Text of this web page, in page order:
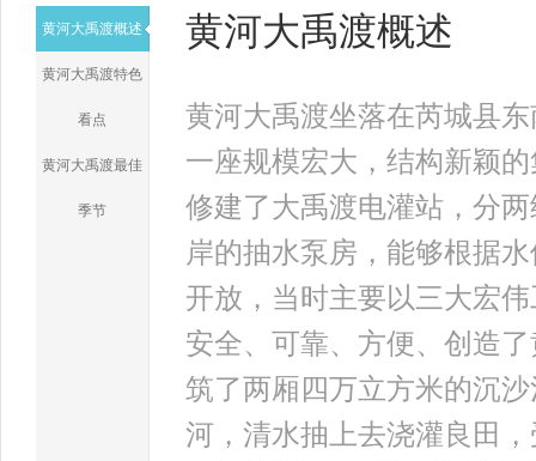
黄河大禹渡概述
黄河大禹渡特色
看点
黄河大禹渡最佳
季节
黄河大禹渡概述
黄河大禹渡坐落在芮城县
一座规模宏大，结构新颖
修建了大禹渡电灌站，分
岸的抽水泵房，能够根据
开放，当时主要以三大宏
安全、可靠、方便、创造
筑了两厢四万立方米的沉
河，清水抽上去浇灌良田